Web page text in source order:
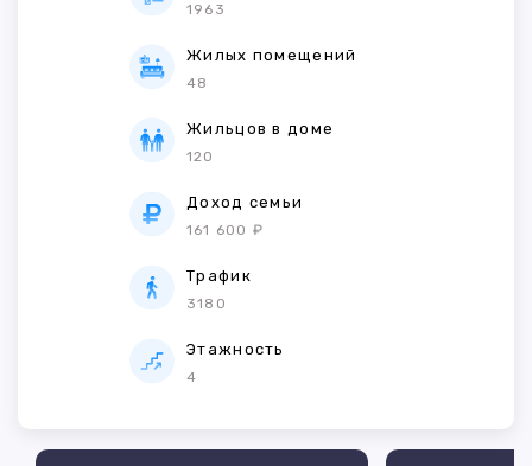
1963
Жилых помещений
48
Жильцов в доме
120
Доход семьи
161 600 ₽
Трафик
3180
Этажность
4